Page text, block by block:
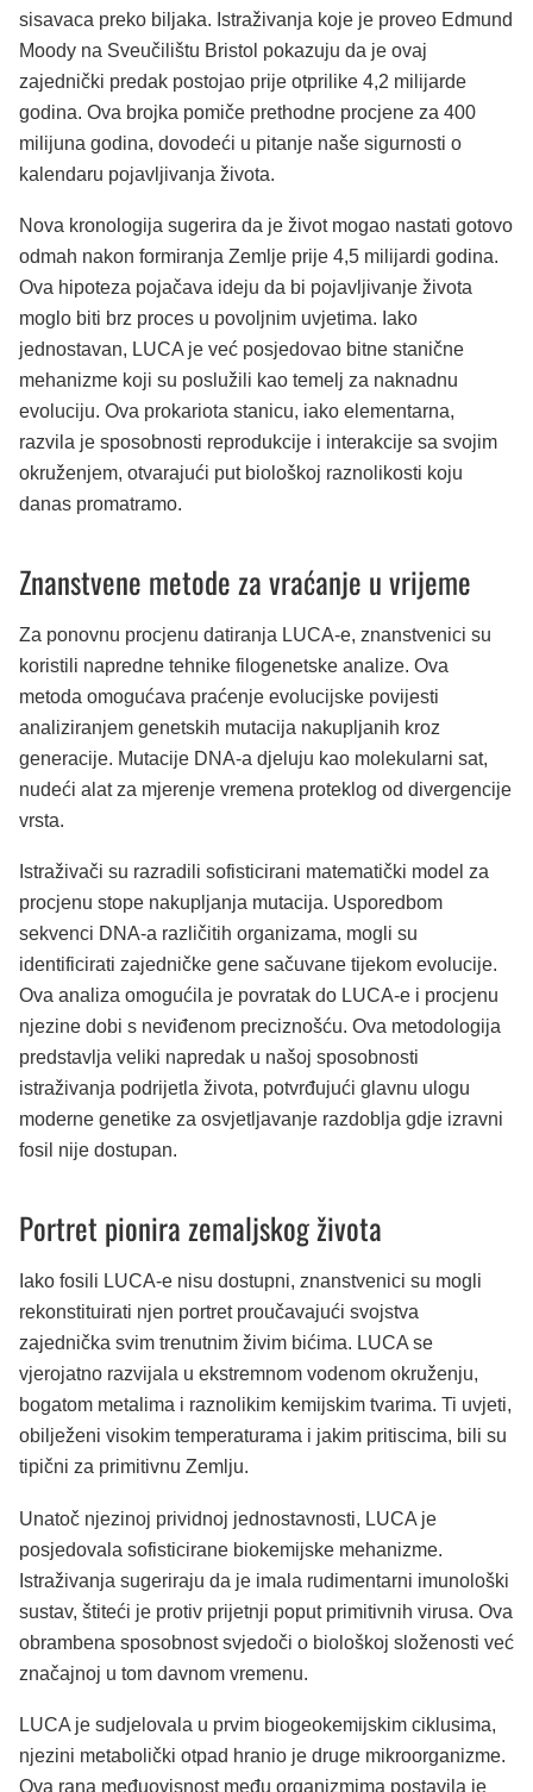
sisavaca preko biljaka. Istraživanja koje je proveo Edmund
Moody na Sveučilištu Bristol pokazuju da je ovaj
zajednički predak postojao prije otprilike 4,2 milijarde
godina. Ova brojka pomiče prethodne procjene za 400
milijuna godina, dovodeći u pitanje naše sigurnosti o
kalendaru pojavljivanja života.
Nova kronologija sugerira da je život mogao nastati gotovo
odmah nakon formiranja Zemlje prije 4,5 milijardi godina.
Ova hipoteza pojačava ideju da bi pojavljivanje života
moglo biti brz proces u povoljnim uvjetima. Iako
jednostavan, LUCA je već posjedovao bitne stanične
mehanizme koji su poslužili kao temelj za naknadnu
evoluciju. Ova prokariota stanicu, iako elementarna,
razvila je sposobnosti reprodukcije i interakcije sa svojim
okruženjem, otvarajući put biološkoj raznolikosti koju
danas promatramo.
Znanstvene metode za vraćanje u vrijeme
Za ponovnu procjenu datiranja LUCA-e, znanstvenici su
koristili napredne tehnike filogenetske analize. Ova
metoda omogućava praćenje evolucijske povijesti
analiziranjem genetskih mutacija nakupljanih kroz
generacije. Mutacije DNA-a djeluju kao molekularni sat,
nudeći alat za mjerenje vremena proteklog od divergencije
vrsta.
Istraživači su razradili sofisticirani matematički model za
procjenu stope nakupljanja mutacija. Usporedbom
sekvenci DNA-a različitih organizama, mogli su
identificirati zajedničke gene sačuvane tijekom evolucije.
Ova analiza omogućila je povratak do LUCA-e i procjenu
njezine dobi s neviđenom preciznošću. Ova metodologija
predstavlja veliki napredak u našoj sposobnosti
istraživanja podrijetla života, potvrđujući glavnu ulogu
moderne genetike za osvjetljavanje razdoblja gdje izravni
fosil nije dostupan.
Portret pionira zemaljskog života
Iako fosili LUCA-e nisu dostupni, znanstvenici su mogli
rekonstituirati njen portret proučavajući svojstva
zajednička svim trenutnim živim bićima. LUCA se
vjerojatno razvijala u ekstremnom vodenom okruženju,
bogatom metalima i raznolikim kemijskim tvarima. Ti uvjeti,
obilježeni visokim temperaturama i jakim pritiscima, bili su
tipični za primitivnu Zemlju.
Unatoč njezinoj prividnoj jednostavnosti, LUCA je
posjedovala sofisticirane biokemijske mehanizme.
Istraživanja sugeriraju da je imala rudimentarni imunološki
sustav, štiteći je protiv prijetnji poput primitivnih virusa. Ova
obrambena sposobnost svjedoči o biološkoj složenosti već
značajnoj u tom davnom vremenu.
LUCA je sudjelovala u prvim biogeokemijskim ciklusima,
njezini metabolički otpad hranio je druge mikroorganizme.
Ova rana međuovisnost među organizmima postavila je